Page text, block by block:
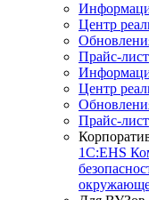
Центр
Прайс-лист
Центр
Прайс-лист
1С:EHS